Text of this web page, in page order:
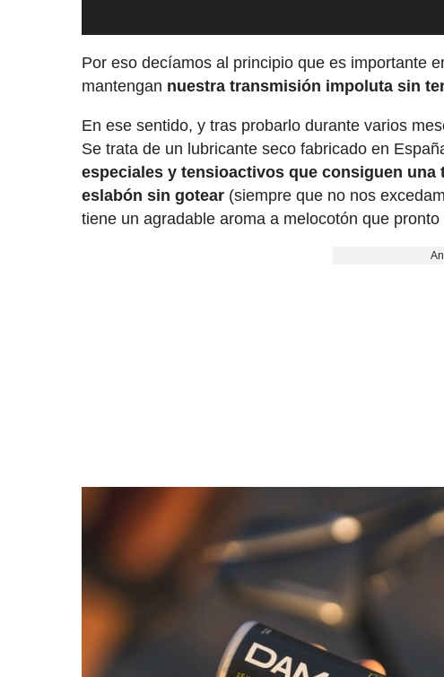
Por eso decíamos al principio que es importante
mantengan nuestra transmisión impoluta sin
En ese sentido, y tras probarlo durante varios
Se trata de un lubricante seco fabricado en
especiales y tensioactivos que consiguen
eslabón sin gotear (siempre que no nos
tiene un agradable aroma a melocotón que